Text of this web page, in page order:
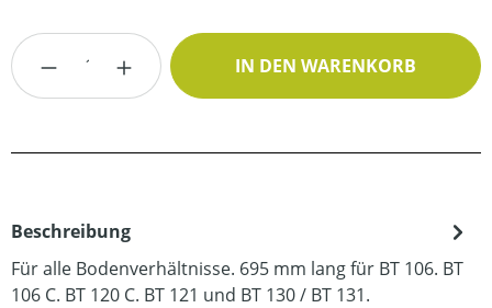
Produkt Anzahl: Gib den gewünschten
IN DEN WARENKORB
Beschreibung
Für alle Bodenverhältnisse. 695 mm lang für BT 106. BT
106 C. BT 120 C. BT 121 und BT 130 / BT 131.